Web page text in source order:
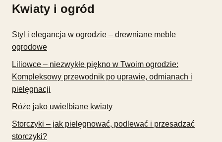
Kwiaty i ogród
Styl i elegancja w ogrodzie – drewniane meble
ogrodowe
Liliowce – niezwykłe piękno w Twoim ogrodzie:
Kompleksowy przewodnik po uprawie, odmianach i
pielęgnacji
Róże jako uwielbiane kwiaty
Storczyki – jak pielęgnować, podlewać i przesadzać
storczyki?